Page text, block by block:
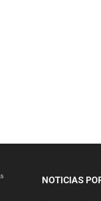
NOTICIAS